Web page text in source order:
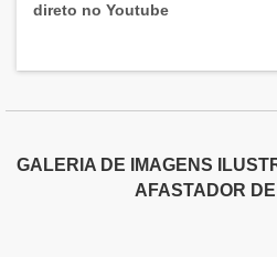
direto no Youtube
GALERIA DE IMAGENS
AFASTADOR